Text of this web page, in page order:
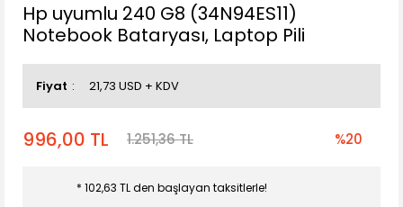
Hp uyumlu 240 G8 (34N94ES11)
Notebook Bataryası, Laptop Pili
Fiyat 21,73 USD + KDV
996,00 TL 1.251,36 TL %20
* 102,63 TL den başlayan taksitlerle!